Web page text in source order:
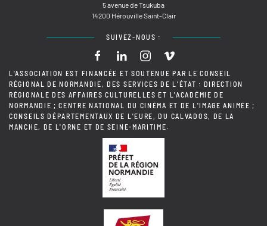
5 avenue de Tsukuba
14200 Hérouville Saint-Clair
SUIVEZ-NOUS :
L'ASSOCIATION EST FINANCÉE ET SOUTENUE PAR LE CONSEIL
RÉGIONAL DE NORMANDIE, DES SERVICES DE L'ÉTAT : DIRECTION
RÉGIONALE DES AFFAIRES CULTURELLES ET L'ACADÉMIE DE
NORMANDIE ; CENTRE NATIONAL DU CINÉMA ET DE L'IMAGE ANIMÉE ;
CONSEILS DÉPARTEMENTAUX DE L'EURE, DU CALVADOS, DE LA
MANCHE, DE L'ORNE ET DE SEINE-MARITIME.